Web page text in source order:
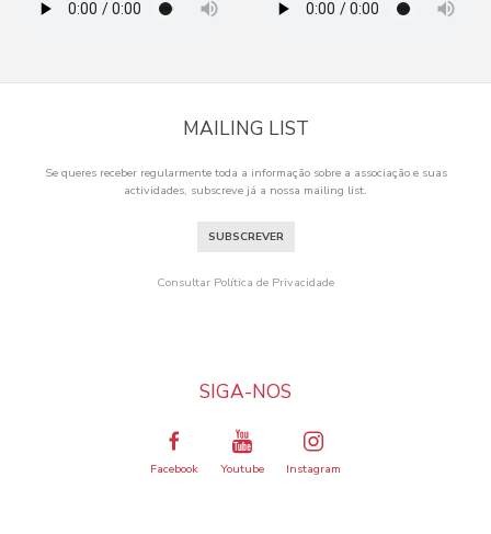
MAILING LIST
Se queres receber regularmente toda a informação sobre a associação e suas
actividades, subscreve já a nossa mailing list.
SUBSCREVER
Consultar Política de Privacidade
SIGA-NOS
Facebook Youtube Instagram